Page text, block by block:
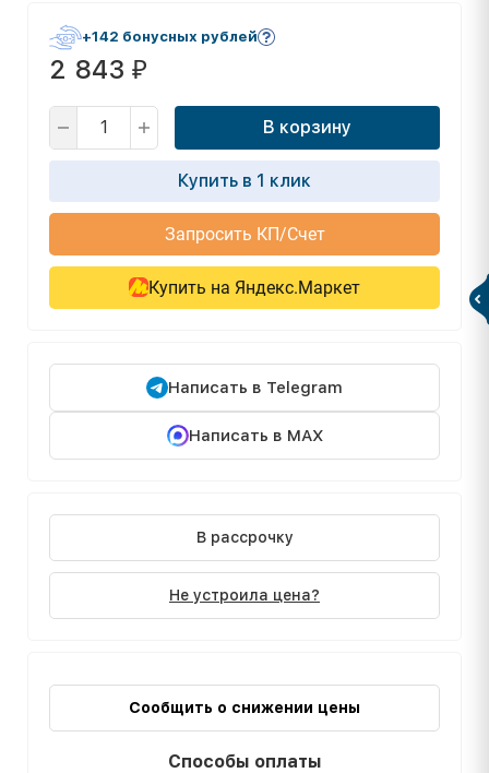
+142 бонусных рублей
2 843 ₽
В корзину
Купить в 1 клик
Запросить КП/Счет
Купить на Яндекс.Маркет
Написать в Telegram
Написать в MAX
В рассрочку
Не устроила цена?
Сообщить о снижении цены
Способы оплаты